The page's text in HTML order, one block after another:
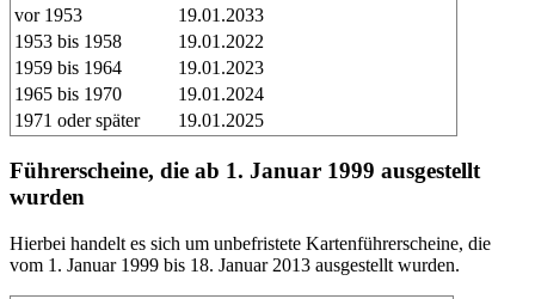
vor 1953
19.01.2033
1953 bis 1958
19.01.2022
1959 bis 1964
19.01.2023
1965 bis 1970
19.01.2024
1971 oder später
19.01.2025
Führerscheine, die ab 1. Januar 1999 ausgestellt
wurden
Hierbei handelt es sich um unbefristete Kartenführerscheine, die
vom 1. Januar 1999 bis 18. Januar 2013 ausgestellt wurden.